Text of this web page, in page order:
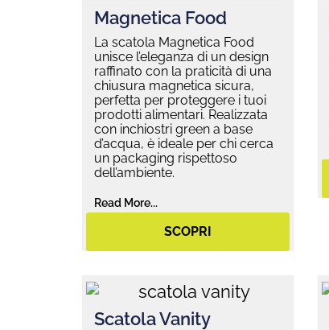
Magnetica Food
La scatola Magnetica Food
unisce l’eleganza di un design
raffinato con la praticità di una
chiusura magnetica sicura,
perfetta per proteggere i tuoi
prodotti alimentari. Realizzata
con inchiostri green a base
d’acqua, è ideale per chi cerca
un packaging rispettoso
dell’ambiente.
Read More...
SCOPRI
Scatola Vanity